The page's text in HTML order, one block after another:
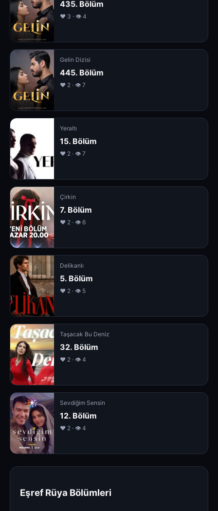
435. Bölüm
❤️ 3 · 👁 4
Gelin Dizisi
445. Bölüm
❤️ 2 · 👁 7
Yeraltı
15. Bölüm
❤️ 2 · 👁 7
Çirkin
7. Bölüm
❤️ 2 · 👁 6
Delikanlı
5. Bölüm
❤️ 2 · 👁 5
Taşacak Bu Deniz
32. Bölüm
❤️ 2 · 👁 4
Sevdiğim Sensin
12. Bölüm
❤️ 2 · 👁 4
Eşref Rüya Bölümleri